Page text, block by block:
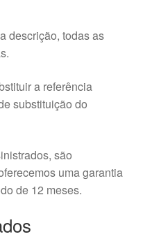
descrição, todas as
a referência
substituição do
são
uma garantia
de 12 meses.